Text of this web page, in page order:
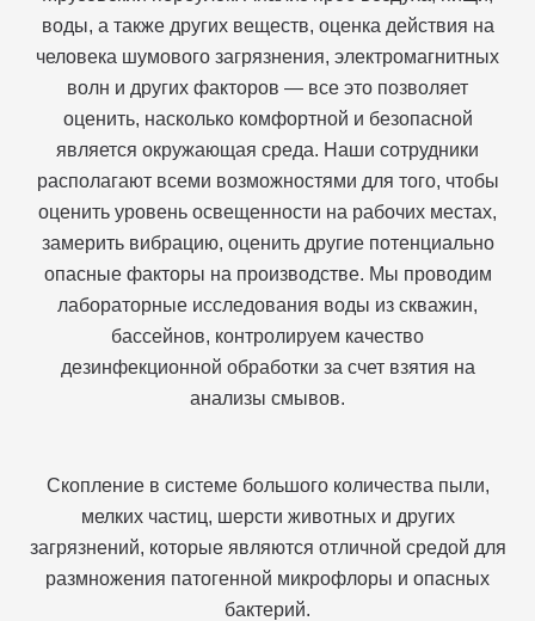
воды, а также других веществ, оценка действия на
человека шумового загрязнения, электромагнитных
волн и других факторов — все это позволяет
оценить, насколько комфортной и безопасной
является окружающая среда. Наши сотрудники
располагают всеми возможностями для того, чтобы
оценить уровень освещенности на рабочих местах,
замерить вибрацию, оценить другие потенциально
опасные факторы на производстве. Мы проводим
лабораторные исследования воды из скважин,
бассейнов, контролируем качество
дезинфекционной обработки за счет взятия на
анализы смывов.
Скопление в системе большого количества пыли,
мелких частиц, шерсти животных и других
загрязнений, которые являются отличной средой для
размножения патогенной микрофлоры и опасных
бактерий.